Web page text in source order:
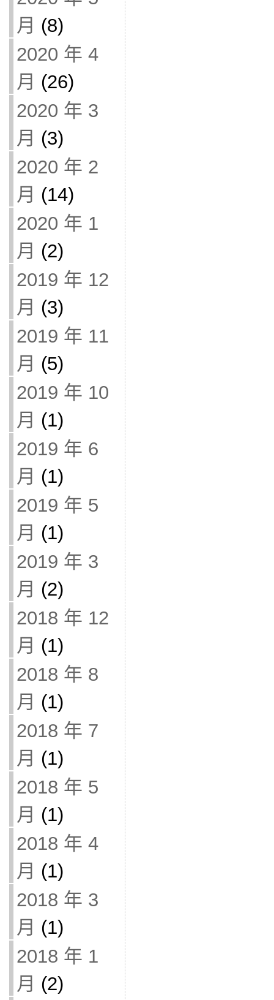
月 (8)
2020 年 4
月 (26)
2020 年 3
月 (3)
2020 年 2
月 (14)
2020 年 1
月 (2)
2019 年 12
月 (3)
2019 年 11
月 (5)
2019 年 10
月 (1)
2019 年 6
月 (1)
2019 年 5
月 (1)
2019 年 3
月 (2)
2018 年 12
月 (1)
2018 年 8
月 (1)
2018 年 7
月 (1)
2018 年 5
月 (1)
2018 年 4
月 (1)
2018 年 3
月 (1)
2018 年 1
月 (2)